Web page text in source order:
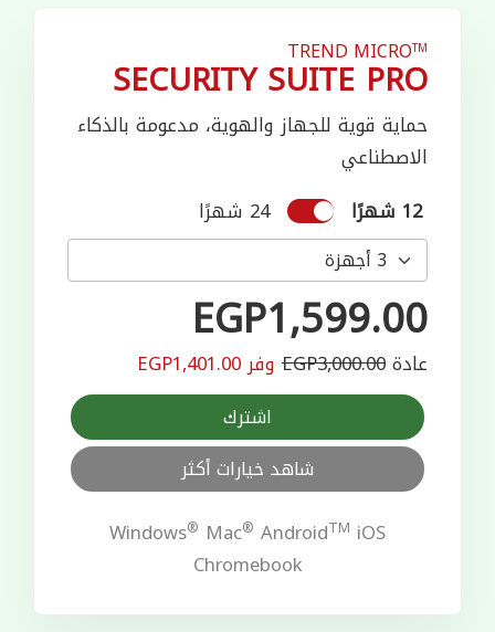
TREND MICROTM
SECURITY SUITE PRO
حماية قوية للجهاز والهوية، مدعومة بالذكاء
الاصطناعي
12 شهرًا
24 شهرًا
EGP1,599.00
عادةEGP3,000.00 وفر EGP1,401.00
اشترك
شاهد خيارات أكثر
Windows® Mac® AndroidTM iOS
Chromebook